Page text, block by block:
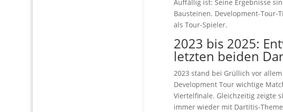
Auffällig ist: Seine Ergebnisse
Bausteinen. Development-Tour-
als Tour-Spieler.
2023 bis 2025:
letzten beiden
2023 stand bei Grüllich vor
Development Tour wichtige
Viertelfinale. Gleichzeitig zeigte
immer wieder mit Dartitis-